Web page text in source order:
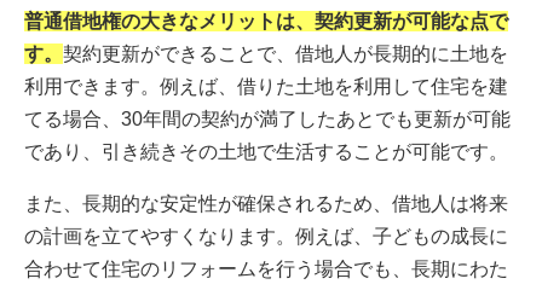
普通借地権の大きなメリットは、契約更新が可能な点で
す。 契約更新ができることで、借地人が長期的に土地を
利用できます。例えば、借りた土地を利用して住宅を建
てる場合、30年間の契約が満了したあとでも更新が可能
であり、引き続きその土地で生活することが可能です。
また、長期的な安定性が確保されるため、借地人は将来
の計画を立てやすくなります。例えば、子どもの成長に
合わせて住宅のリフォームを行う場合でも、長期にわた